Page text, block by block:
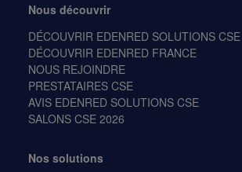
Nous découvrir
DÉCOUVRIR EDENRED SOLUTIONS CSE
DÉCOUVRIR EDENRED FRANCE
NOUS REJOINDRE
PRESTATAIRES CSE
AVIS EDENRED SOLUTIONS CSE
SALONS CSE 2026
Nos solutions